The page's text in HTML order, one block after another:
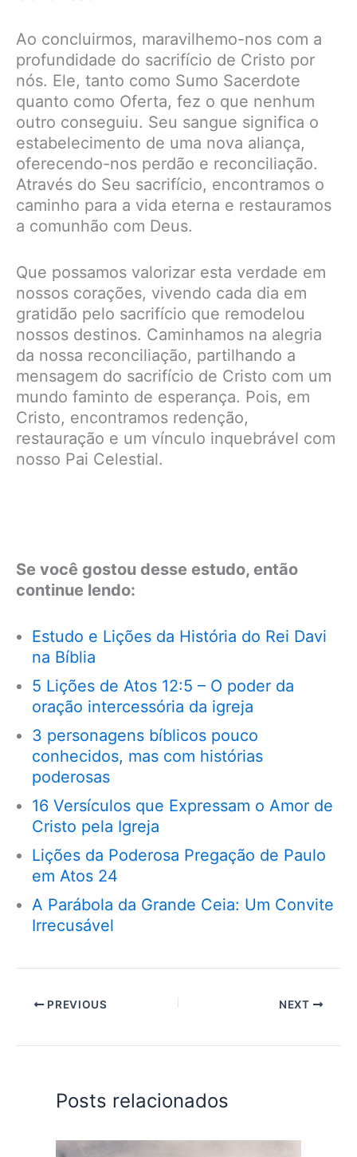
Ao concluirmos, maravilhemo-nos com a
profundidade do sacrifício de Cristo por
nós. Ele, tanto como Sumo Sacerdote
quanto como Oferta, fez o que nenhum
outro conseguiu. Seu sangue significa o
estabelecimento de uma nova aliança,
oferecendo-nos perdão e reconciliação.
Através do Seu sacrifício, encontramos o
caminho para a vida eterna e restauramos
a comunhão com Deus.
Que possamos valorizar esta verdade em
nossos corações, vivendo cada dia em
gratidão pelo sacrifício que remodelou
nossos destinos. Caminhamos na alegria
da nossa reconciliação, partilhando a
mensagem do sacrifício de Cristo com um
mundo faminto de esperança. Pois, em
Cristo, encontramos redenção,
restauração e um vínculo inquebrável com
nosso Pai Celestial.
Se você gostou desse estudo, então
continue lendo:
Estudo e Lições da História do Rei Davi
na Bíblia
5 Lições de Atos 12:5 – O poder da
oração intercessória da igreja
3 personagens bíblicos pouco
conhecidos, mas com histórias
poderosas
16 Versículos que Expressam o Amor de
Cristo pela Igreja
Lições da Poderosa Pregação de Paulo
em Atos 24
A Parábola da Grande Ceia: Um Convite
Irrecusável
PREVIOUS NEXT
Posts relacionados